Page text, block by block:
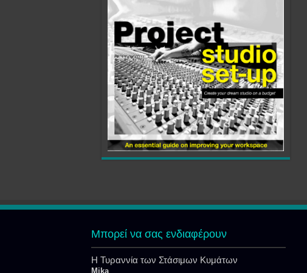
Μπορεί να σας ενδιαφέρουν
Η Τυραννία των Στάσιμων Κυμάτων
Mika